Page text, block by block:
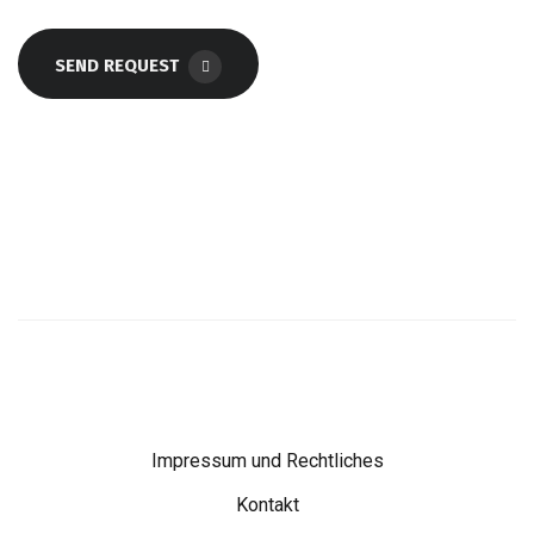
SEND REQUEST
Impressum und Rechtliches
Kontakt